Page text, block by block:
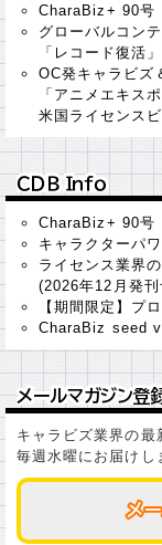
CharaBiz+ 90号
グローバルコン
「レコード復活
OC発キャラビズ
「アニメエキス
米国ライセンス
ＣＤＢ Ｉｎｆｏ
ＣＤＢ Ｉｎｆｏ
CharaBiz+ 90号
キャラクターパ
ライセンス業界
(2026年12月発刊
【期間限定】プ
CharaBiz seed
メールマガジン登
メールマガジン登
キャラビズ業界の
毎週水曜にお届けし
メ
メ